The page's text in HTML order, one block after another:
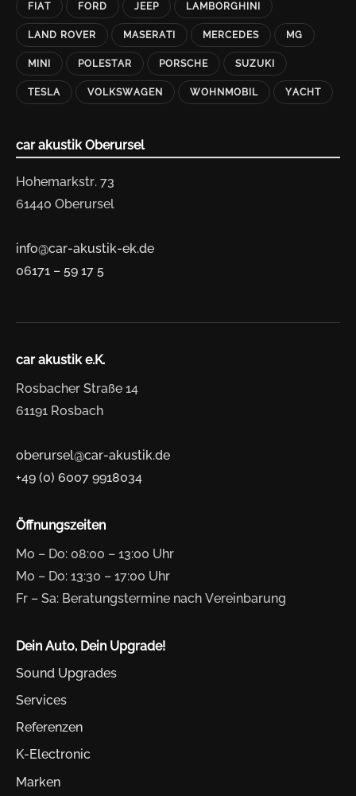
„
FIAT FORD JEEP LAMBORGHINI
LAND ROVER MASERATI MERCEDES MG
MINI POLESTAR PORSCHE SUZUKI
TESLA VOLKSWAGEN WOHNMOBIL YACHT
car akustik Oberursel
Hohemarkstr. 73
61440 Oberursel
info@car-akustik-ek.de
06171 – 59 17 5
car akustik e.K.
Rosbacher Straße 14
61191 Rosbach
oberursel@car-akustik.de
+49 (0) 6007 9918034
Öffnungszeiten
Mo – Do: 08:00 – 13:00 Uhr
Mo – Do: 13:30 – 17:00 Uhr
Fr – Sa: Beratungstermine nach Vereinbarung
Dein Auto, Dein Upgrade!
Sound Upgrades
Services
Referenzen
K-Electronic
Marken